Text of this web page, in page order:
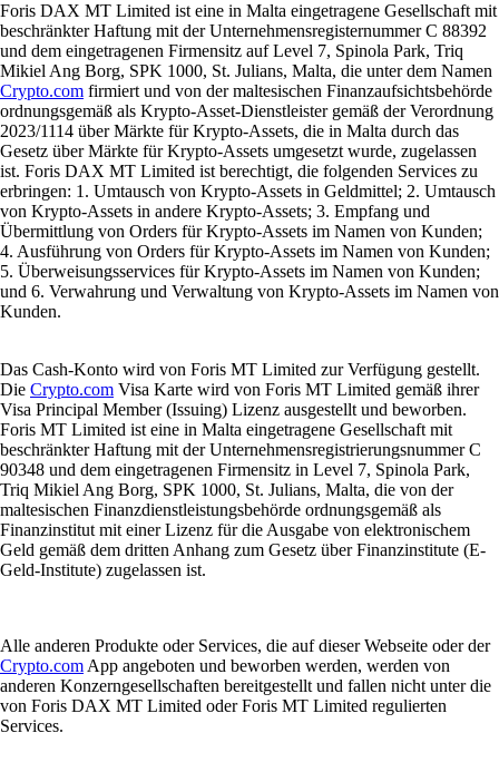
Foris DAX MT Limited ist eine in Malta eingetragene Gesellschaft mit
beschränkter Haftung mit der Unternehmensregisternummer C 88392
und dem eingetragenen Firmensitz auf Level 7, Spinola Park, Triq
Mikiel Ang Borg, SPK 1000, St. Julians, Malta, die unter dem Namen
Crypto.com firmiert und von der maltesischen Finanzaufsichtsbehörde
ordnungsgemäß als Krypto-Asset-Dienstleister gemäß der Verordnung
2023/1114 über Märkte für Krypto-Assets, die in Malta durch das
Gesetz über Märkte für Krypto-Assets umgesetzt wurde, zugelassen
ist. Foris DAX MT Limited ist berechtigt, die folgenden Services zu
erbringen: 1. Umtausch von Krypto-Assets in Geldmittel; 2. Umtausch
von Krypto-Assets in andere Krypto-Assets; 3. Empfang und
Übermittlung von Orders für Krypto-Assets im Namen von Kunden;
4. Ausführung von Orders für Krypto-Assets im Namen von Kunden;
5. Überweisungsservices für Krypto-Assets im Namen von Kunden;
und 6. Verwahrung und Verwaltung von Krypto-Assets im Namen von
Kunden.
Das Cash-Konto wird von Foris MT Limited zur Verfügung gestellt.
Die Crypto.com Visa Karte wird von Foris MT Limited gemäß ihrer
Visa Principal Member (Issuing) Lizenz ausgestellt und beworben.
Foris MT Limited ist eine in Malta eingetragene Gesellschaft mit
beschränkter Haftung mit der Unternehmensregistrierungsnummer C
90348 und dem eingetragenen Firmensitz in Level 7, Spinola Park,
Triq Mikiel Ang Borg, SPK 1000, St. Julians, Malta, die von der
maltesischen Finanzdienstleistungsbehörde ordnungsgemäß als
Finanzinstitut mit einer Lizenz für die Ausgabe von elektronischem
Geld gemäß dem dritten Anhang zum Gesetz über Finanzinstitute (E-
Geld-Institute) zugelassen ist.
Alle anderen Produkte oder Services, die auf dieser Webseite oder der
Crypto.com App angeboten und beworben werden, werden von
anderen Konzerngesellschaften bereitgestellt und fallen nicht unter die
von Foris DAX MT Limited oder Foris MT Limited regulierten
Services.